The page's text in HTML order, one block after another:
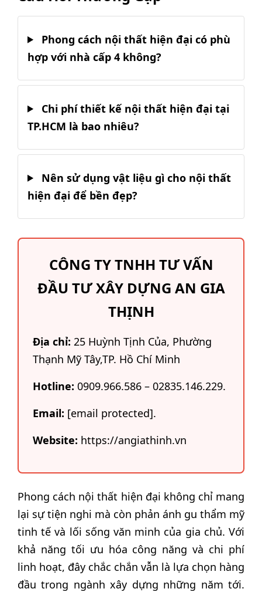
Phong cách nội thất hiện đại có phù
hợp với nhà cấp 4 không?
Chi phí thiết kế nội thất hiện đại tại
TP.HCM là bao nhiêu?
Nên sử dụng vật liệu gì cho nội thất
hiện đại để bền đẹp?
CÔNG TY TNHH TƯ VẤN
ĐẦU TƯ XÂY DỰNG AN GIA
THỊNH
Địa chỉ: 25 Huỳnh Tịnh Của, Phường
Thạnh Mỹ Tây,TP. Hồ Chí Minh
Hotline: 0909.966.586 – 02835.146.229.
Email: [email protected].
Website: https://angiathinh.vn
Phong cách nội thất hiện đại không chỉ mang
lại sự tiện nghi mà còn phản ánh gu thẩm mỹ
tinh tế và lối sống văn minh của gia chủ. Với
khả năng tối ưu hóa công năng và chi phí
linh hoạt, đây chắc chắn vẫn là lựa chọn hàng
đầu trong ngành xây dựng những năm tới.